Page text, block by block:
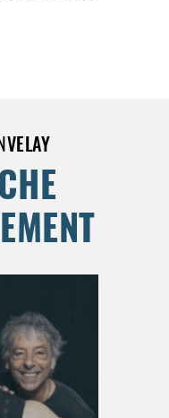
VELAY